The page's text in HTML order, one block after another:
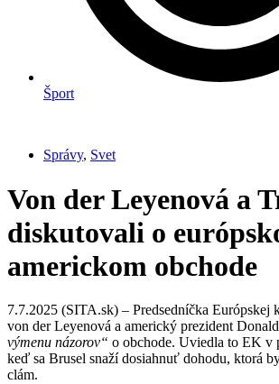
Šport
Správy, Svet
Von der Leyenová a
diskutovali o
americkom obchode
7.7.2025 (SITA.sk) – Predsedníčka Európskej
von der Leyenová a americký prezident
výmenu názorov“ o obchode. Uviedla to EK v
keď sa Brusel snaží dosiahnuť dohodu, ktorá
clám.